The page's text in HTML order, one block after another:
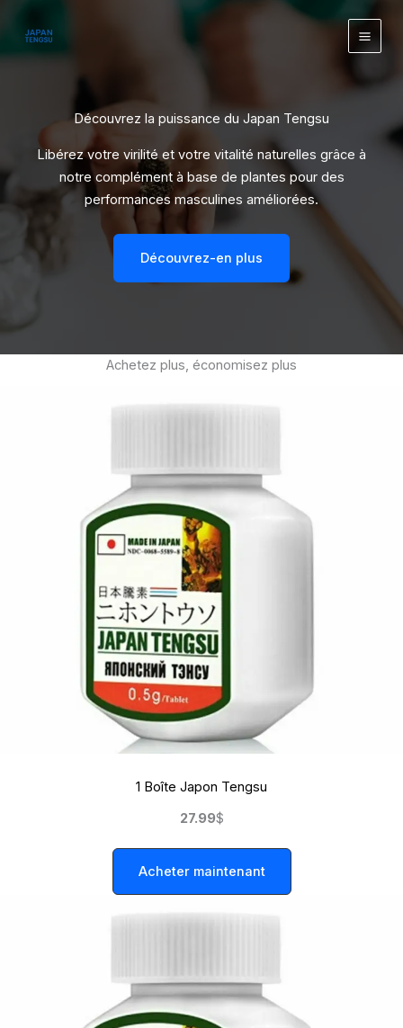
contenu
Découvrez la puissance du Japan Tengsu
Libérez votre virilité et votre vitalité naturelles grâce à
notre complément à base de plantes pour des
performances masculines améliorées.
Découvrez-en plus
Achetez plus, économisez plus
1 Boîte Japon Tengsu
27.99$
Acheter maintenant